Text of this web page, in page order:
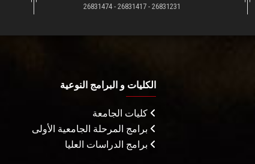
26831231 - 26831417 - 26831474
الكليات و البرامج النوعية
كليات الجامعة
برامج المرحلة الجامعية الأولى
برامج الدراسات العليا